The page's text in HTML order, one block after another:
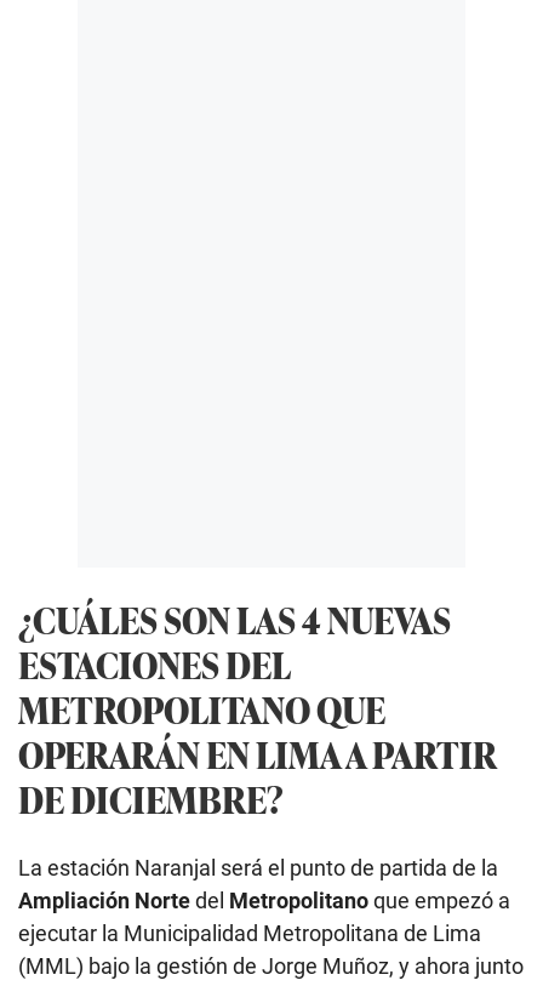
¿CUÁLES SON LAS 4 NUEVAS
ESTACIONES DEL
METROPOLITANO QUE
OPERARÁN EN LIMA A PARTIR
DE DICIEMBRE?
La estación Naranjal será el punto de partida de la
Ampliación Nortedel Metropolitanoque empezó a
ejecutar la Municipalidad Metropolitana de Lima
(MML) bajo la gestión de Jorge Muñoz, y ahora junto